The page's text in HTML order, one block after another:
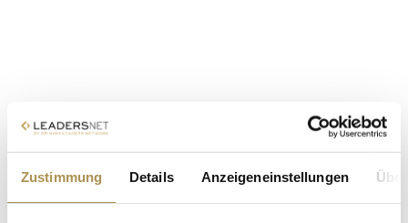
Zustimmung Details Anzeigeneinstellungen